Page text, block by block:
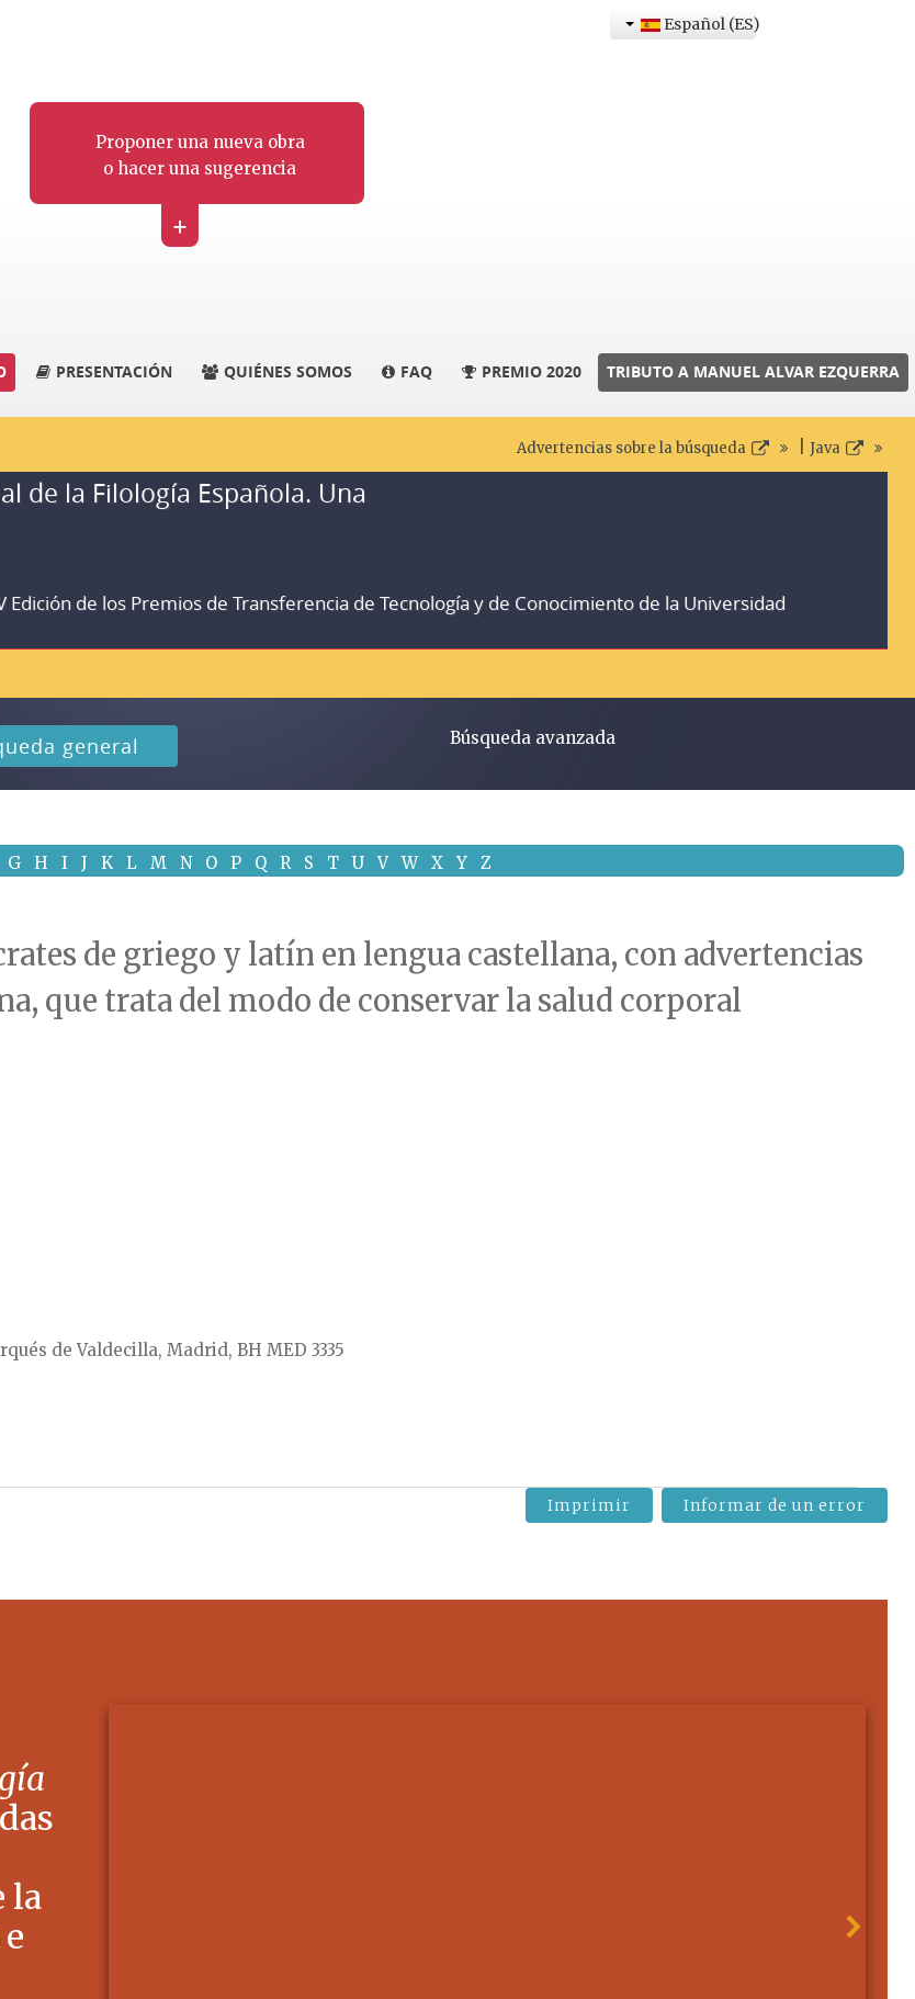
Proponer una nueva obra
o hacer una sugerencia
+
Español (ES)
PRESENTACIÓN QUIÉNES SOMOS FAQ PREMIO 2020 TRIBUTO A MANUEL ALVAR EZQUERRA
Advertencias sobre la búsqueda Java
de la Filología Española. Una
Edición de los Premios de Transferencia de Tecnología y de Conocimiento de la Universidad
general Búsqueda avanzada
G H I J K L M N O P Q R S T U V W X Y Z
de griego y latín en lengua castellana, con advertencias
que trata del modo de conservar la salud corporal
de Valdecilla, Madrid, BH MED 3335
Imprimir Informar de un error
la
e